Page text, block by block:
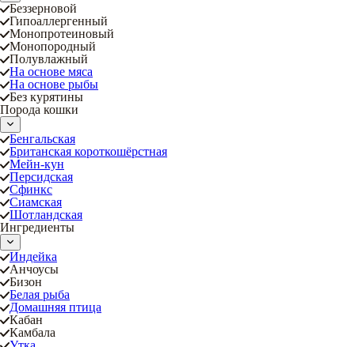
Беззерновой
Гипоаллергенный
Монопротеиновый
Монопородный
Полувлажный
На основе мяса
На основе рыбы
Без курятины
Порода кошки
Бенгальская
Британская короткошёрстная
Мейн-кун
Персидская
Сфинкс
Сиамская
Шотландская
Ингредиенты
Индейка
Анчоусы
Бизон
Белая рыба
Домашняя птица
Кабан
Камбала